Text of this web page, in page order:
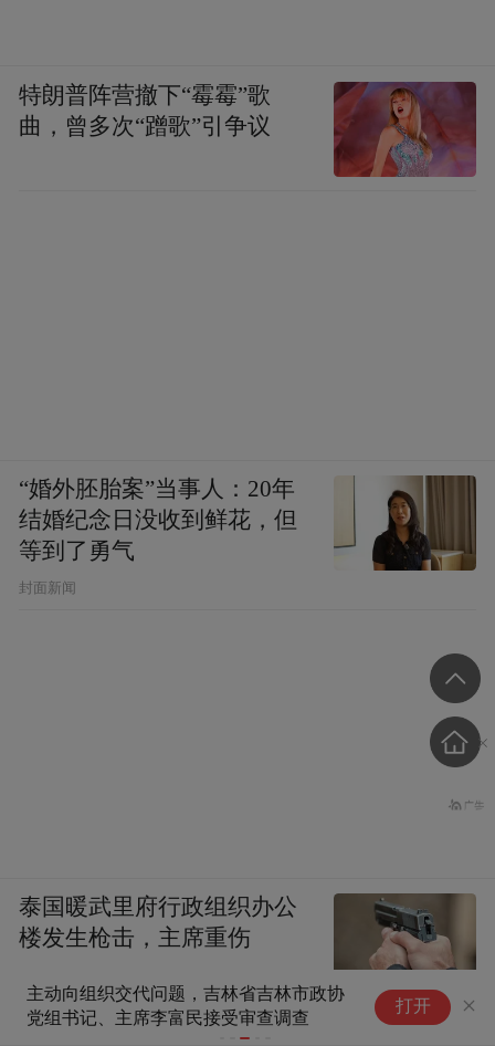
主动向组织交代问题，吉林省吉林市政协
党组书记、主席李富民接受审查调查
民政部：全
织站台、提
打开
特朗普阵营撤下“霉霉”歌
曲，曾多次“蹭歌”引争议
“婚外胚胎案”当事人：20年
结婚纪念日没收到鲜花，但
等到了勇气
封面新闻
泰国暖武里府行政组织办公
楼发生枪击，主席重伤